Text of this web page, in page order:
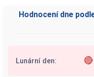
Hodnocení dne
Lunární den: 🔴